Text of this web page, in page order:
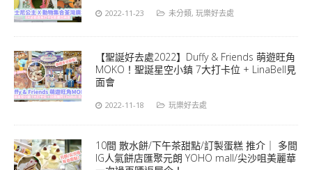
2022-11-23 未分類, 玩樂好去處
【聖誕好去處2022】Duffy & Friends 萌遊旺角
MOKO！聖誕星空小鎮 7大打卡位 + LinaBell見
面會
2022-11-18 玩樂好去處
10間 散水餅/下午茶甜點/訂製蛋糕 推介｜ 多間
IG人氣餅店匯聚元朗 YOHO mall/尖沙咀美麗華